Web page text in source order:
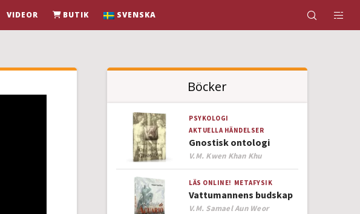
VIDEOR BUTIK SVENSKA
Böcker
PSYKOLOGI
AKTUELLA HÄNDELSER
Gnostisk ontologi
Author
V.M. Kwen Khan Khu
LÄS ONLINE! METAFYSIK
Vattumannens budskap
Author
V.M. Samael Aun Weor